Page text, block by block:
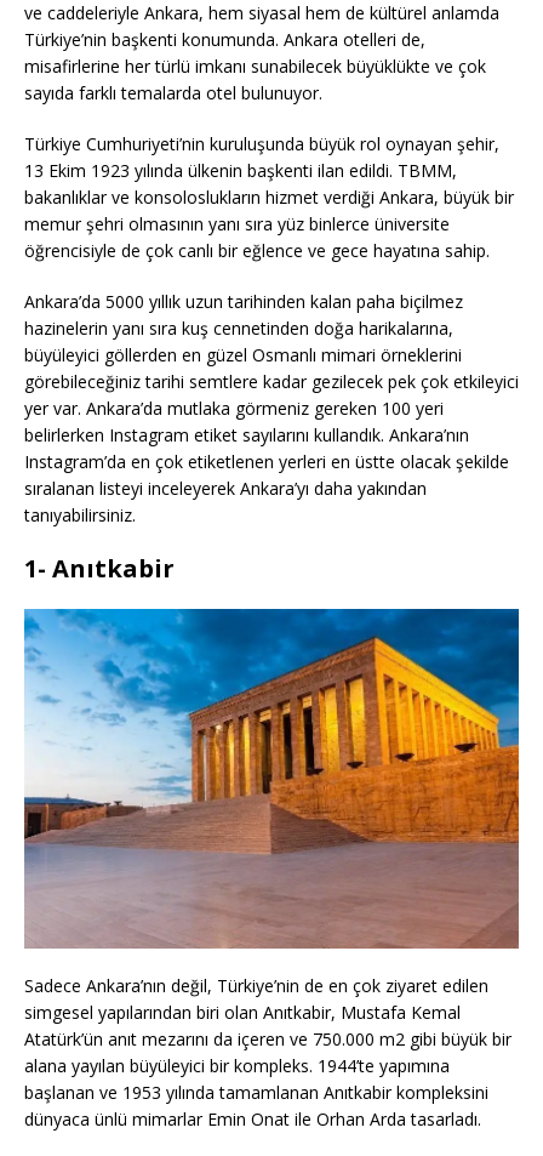
ve caddeleriyle Ankara, hem siyasal hem de kültürel anlamda
Türkiye’nin başkenti konumunda. Ankara otelleri de,
misafirlerine her türlü imkanı sunabilecek büyüklükte ve çok
sayıda farklı temalarda otel bulunuyor.
Türkiye Cumhuriyeti’nin kuruluşunda büyük rol oynayan şehir,
13 Ekim 1923 yılında ülkenin başkenti ilan edildi. TBMM,
bakanlıklar ve konsoloslukların hizmet verdiği Ankara, büyük bir
memur şehri olmasının yanı sıra yüz binlerce üniversite
öğrencisiyle de çok canlı bir eğlence ve gece hayatına sahip.
Ankara’da 5000 yıllık uzun tarihinden kalan paha biçilmez
hazinelerin yanı sıra kuş cennetinden doğa harikalarına,
büyüleyici göllerden en güzel Osmanlı mimari örneklerini
görebileceğiniz tarihi semtlere kadar gezilecek pek çok etkileyici
yer var. Ankara’da mutlaka görmeniz gereken 100 yeri
belirlerken Instagram etiket sayılarını kullandık. Ankara’nın
Instagram’da en çok etiketlenen yerleri en üstte olacak şekilde
sıralanan listeyi inceleyerek Ankara’yı daha yakından
tanıyabilirsiniz.
1- Anıtkabir
Sadece Ankara’nın değil, Türkiye’nin de en çok ziyaret edilen
simgesel yapılarından biri olan Anıtkabir, Mustafa Kemal
Atatürk’ün anıt mezarını da içeren ve 750.000 m2 gibi büyük bir
alana yayılan büyüleyici bir kompleks. 1944’te yapımına
başlanan ve 1953 yılında tamamlanan Anıtkabir kompleksini
dünyaca ünlü mimarlar Emin Onat ile Orhan Arda tasarladı.